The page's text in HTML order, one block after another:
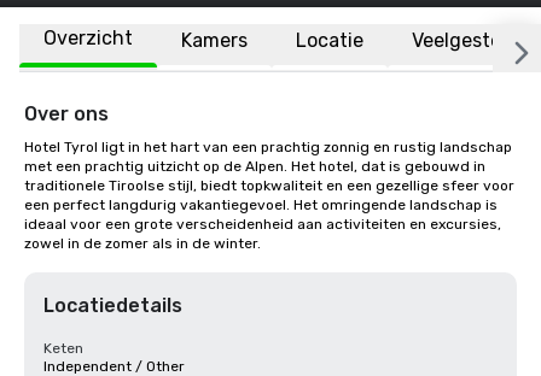
Overzicht Kamers Locatie Veelgestelde
Over ons
Hotel Tyrol ligt in het hart van een prachtig zonnig en rustig landschap
met een prachtig uitzicht op de Alpen. Het hotel, dat is gebouwd in
traditionele Tiroolse stijl, biedt topkwaliteit en een gezellige sfeer voor
een perfect langdurig vakantiegevoel. Het omringende landschap is
ideaal voor een grote verscheidenheid aan activiteiten en excursies,
zowel in de zomer als in de winter.
Locatiedetails
Keten
Independent / Other